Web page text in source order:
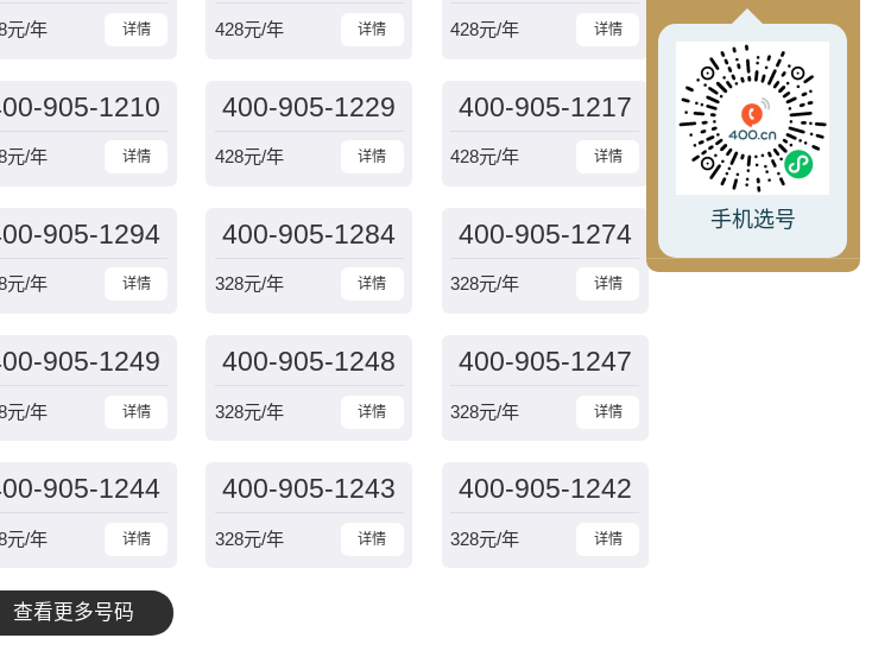
详情
元/年 详情
428元/年 详情
428元/年
905-1210
详情
元/年
400-905-1229
详情
428元/年
400-905-1217
详情
428元/年
905-1294
详情
元/年
400-905-1284
详情
328元/年
400-905-1274
详情
328元/年
905-1249
详情
元/年
400-905-1248
详情
328元/年
400-905-1247
详情
328元/年
905-1244
详情
元/年
400-905-1243
详情
328元/年
400-905-1242
详情
328元/年
查看更多号码
手机选号